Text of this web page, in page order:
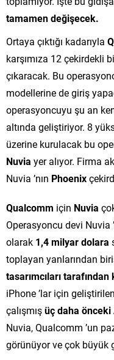
tamamen değişecek.
Ortaya çıktığı kadarıyla
karşımıza 12 çekirdekli
çıkaracak. Bu
modellerine de giriş
operasyoncuyu şu an
altında geliştiriyor. 8
üzerine kurulacak bu
Nuvia yer alıyor. Firma
Nuvia ’nın Phoenix
Qualcomm için Nuvia
Operasyoncu devi Nuvia
olarak 1,4 milyar dolara
toplayan yanlarından
tasarımcıları
iPhone ’lar için
çalışmışüç daha önceki
Nuvia, Qualcomm ’un
görünüyor ve çok büyük